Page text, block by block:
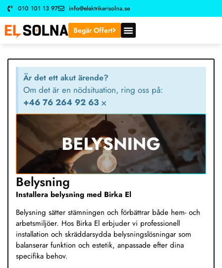
010 101 13 97 info@elektrikerisolna.se
Begär Offert
Är det ett akut ärende?
Om det är en nödsituation, ring oss på:
+46 76 264 92 63 ×
Belysning
Installera belysning med Birka El
Belysning sätter stämningen och förbättrar både hem- och
arbetsmiljöer. Hos Birka El erbjuder vi professionell
installation och skräddarsydda belysningslösningar som
balanserar funktion och estetik, anpassade efter dina
specifika behov.